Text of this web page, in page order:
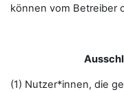
können vom Betreiber
(1) Nutzer*innen, die